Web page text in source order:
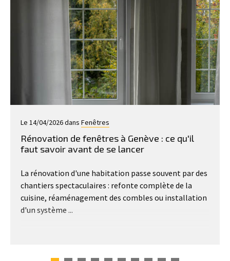
Le 14/04/2026 dans Fenêtres
Rénovation de fenêtres à Genève : ce qu'il
faut savoir avant de se lancer
La rénovation d'une habitation passe souvent par des
chantiers spectaculaires : refonte complète de la
cuisine, réaménagement des combles ou installation
d'un système ...